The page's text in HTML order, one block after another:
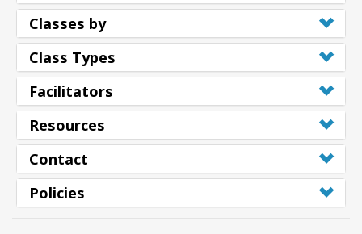
Classes by
Class Types
Facilitators
Resources
Contact
Policies